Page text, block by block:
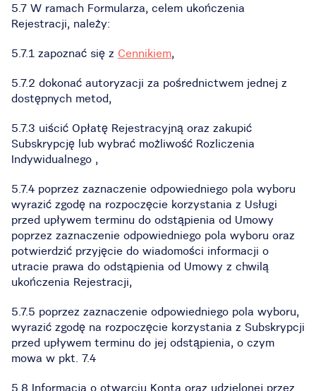
5.7 W ramach Formularza, celem ukończenia
Rejestracji, należy:
5.7.1 zapoznać się z Cennikiem,
5.7.2 dokonać autoryzacji za pośrednictwem jednej z
dostępnych metod,
5.7.3 uiścić Opłatę Rejestracyjną oraz zakupić
Subskrypcję lub wybrać możliwość Rozliczenia
Indywidualnego ,
5.7.4 poprzez zaznaczenie odpowiedniego pola wyboru
wyrazić zgodę na rozpoczęcie korzystania z Usługi
przed upływem terminu do odstąpienia od Umowy
poprzez zaznaczenie odpowiedniego pola wyboru oraz
potwierdzić przyjęcie do wiadomości informacji o
utracie prawa do odstąpienia od Umowy z chwilą
ukończenia Rejestracji,
5.7.5 poprzez zaznaczenie odpowiedniego pola wyboru,
wyrazić zgodę na rozpoczęcie korzystania z Subskrypcji
przed upływem terminu do jej odstąpienia, o czym
mowa w pkt. 7.4
5.8 Informacja o otwarciu Konta oraz udzielonej przez